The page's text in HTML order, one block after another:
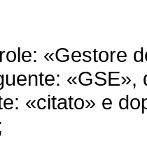
«Gestore
«citato» e